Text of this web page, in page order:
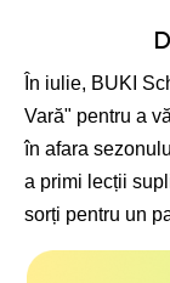
În iulie, BUKI
Vară" pentru a
în afara
a primi lecții
sorți pentru un